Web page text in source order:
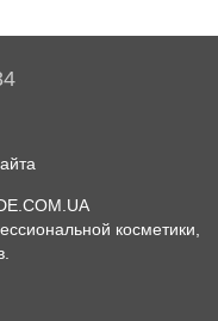
косметики,